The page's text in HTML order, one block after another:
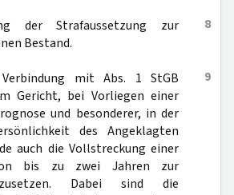
8
der Strafaussetzung zur
Bestand.
9
mit Abs. 1 StGB
Gericht, bei Vorliegen einer
und besonderer, in der
des Angeklagten
auch die Vollstreckung einer
bis zu zwei Jahren zur
Dabei sind die